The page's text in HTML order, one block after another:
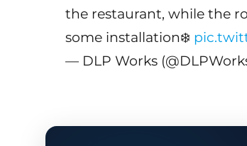
the restaurant, while the
some installation❄️
— DLP Works